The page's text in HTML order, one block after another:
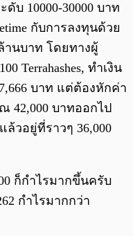
บ 10000-30000 บาท
กับการลงทุนด้วย
านบาท โดยทางผู้
Terrahashes, ทำเงิน
บาท แต่ต้องหักค่า
42,000 บาทออกไป
วอยู่ที่ราวๆ 36,000
ก็กำไรมากขึ้นครับ
กำไรมากกว่า